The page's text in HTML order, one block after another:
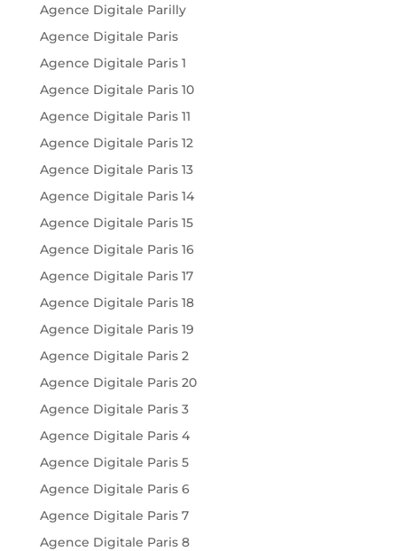
Agence Digitale Parilly
Agence Digitale Paris
Agence Digitale Paris 1
Agence Digitale Paris 10
Agence Digitale Paris 11
Agence Digitale Paris 12
Agence Digitale Paris 13
Agence Digitale Paris 14
Agence Digitale Paris 15
Agence Digitale Paris 16
Agence Digitale Paris 17
Agence Digitale Paris 18
Agence Digitale Paris 19
Agence Digitale Paris 2
Agence Digitale Paris 20
Agence Digitale Paris 3
Agence Digitale Paris 4
Agence Digitale Paris 5
Agence Digitale Paris 6
Agence Digitale Paris 7
Agence Digitale Paris 8